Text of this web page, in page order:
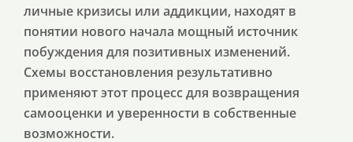
личные кризисы или аддикции, находят в
понятии нового начала мощный источник
побуждения для позитивных изменений.
Схемы восстановления результативно
применяют этот процесс для возвращения
самооценки и уверенности в собственные
возможности.